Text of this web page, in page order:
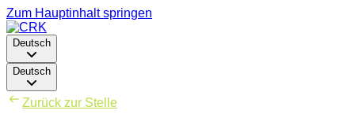
Zum Hauptinhalt springen
Deutsch
Deutsch
Zurück zur Stelle